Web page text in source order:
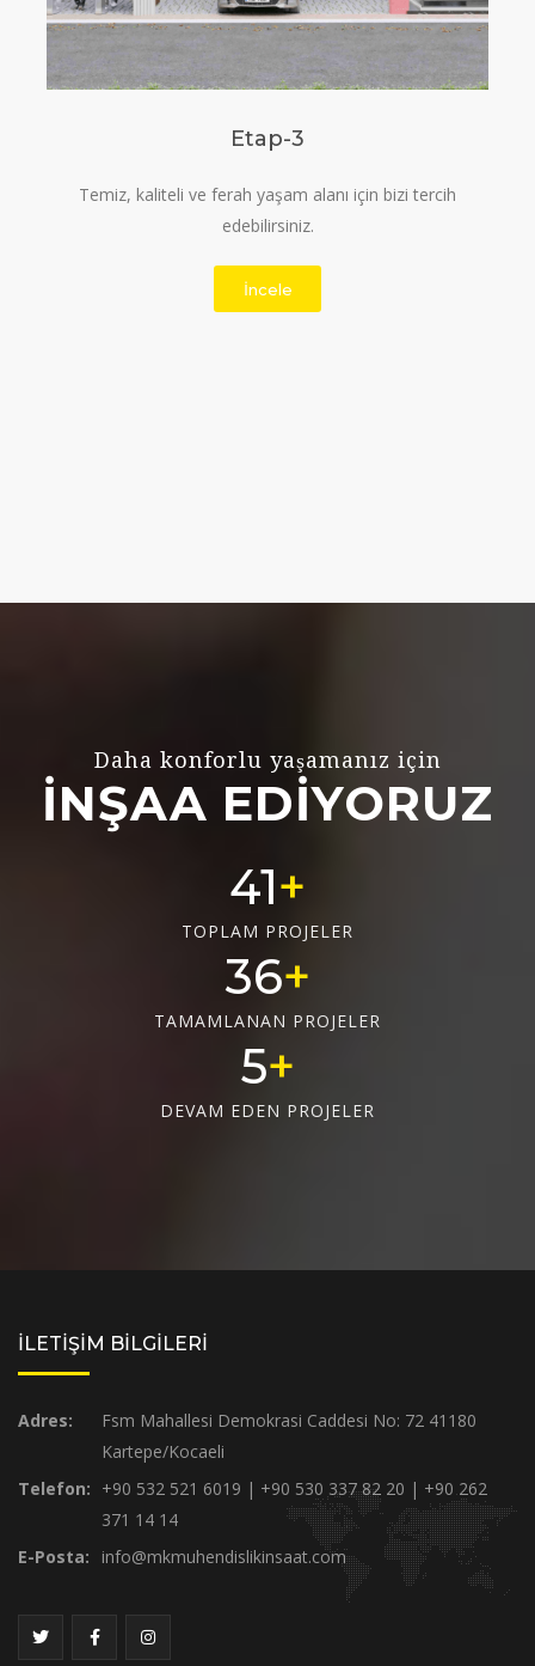
Etap-3
Temiz, kaliteli ve ferah yaşam alanı için bizi tercih
edebilirsiniz.
İncele
Daha konforlu yaşamanız için
İNŞAA EDİYORUZ
55
TOPLAM PROJELER
48
TAMAMLANAN PROJELER
6
DEVAM EDEN PROJELER
İLETİŞİM BİLGİLERİ
Adres:
Fsm Mahallesi Demokrasi Caddesi No: 72 41180
Kartepe/Kocaeli
Telefon: +90 532 521 6019 | +90 530 337 82 20 | +90 262
371 14 14
E-Posta:
info@mkmuhendislikinsaat.com